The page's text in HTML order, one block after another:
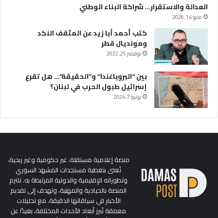
العدالة والاستقرار… شراكة البناء الوطني
مايو 14, 2026
كتب أحمد أبا زيد عن المثقف النكد
ومونديال قطر
نوفمبر 25, 2022
بين “البروباغندا” و”الحقيقة”… هل تقرع
إسرائيل طبول الحرب في لبنان؟
يونيو 7, 2024
منصة إعلامية مستقلة، غير حكومية وغير ربحية،
تُعنى بتغطية مستجدات المشهد السوري
وتطوراته الإقليمية والدولية المرتبطة به. تلتزم
المنصة بالحيادية والمهنية، وتهدف إلى تقديم
الأخبار في سياقاتها الدقيقة، مع تحليلات
معمقة تُبرز أبعاد الأحداث المختلفة، بعيدًا عن